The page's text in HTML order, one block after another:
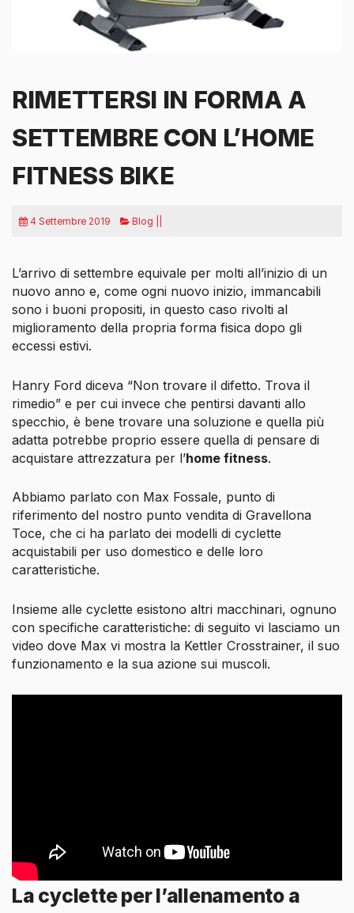
RIMETTERSI IN FORMA A
SETTEMBRE CON L’HOME
FITNESS BIKE
4 Settembre 2019 Blog ||
L’arrivo di settembre equivale per molti all’inizio di un
nuovo anno e, come ogni nuovo inizio, immancabili
sono i buoni propositi, in questo caso rivolti al
miglioramento della propria forma fisica dopo gli
eccessi estivi.
Hanry Ford diceva “Non trovare il difetto. Trova il
rimedio” e per cui invece che pentirsi davanti allo
specchio, è bene trovare una soluzione e quella più
adatta potrebbe proprio essere quella di pensare di
acquistare attrezzatura per l’home fitness.
Abbiamo parlato con Max Fossale, punto di
riferimento del nostro punto vendita di Gravellona
Toce, che ci ha parlato dei modelli di cyclette
acquistabili per uso domestico e delle loro
caratteristiche.
Insieme alle cyclette esistono altri macchinari, ognuno
con specifiche caratteristiche: di seguito vi lasciamo un
video dove Max vi mostra la Kettler Crosstrainer, il suo
funzionamento e la sua azione sui muscoli.
La cyclette per l’allenamento a